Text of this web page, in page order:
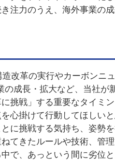
注力のうえ、海外事業の
改革の実行やカーボンニ
の成長・拡大など、当社が
挑戦」する重要なタイミ
心掛けて行動してほしい
に挑戦する気持ち、姿勢
てきたルールや技術、管
で、あっという間に劣位